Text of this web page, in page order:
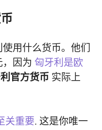
用什么货币。他们
因为 匈牙利是欧
官方货币 实际上
关重要. 这是你唯一